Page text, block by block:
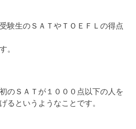
験生のＳＡＴやＴＯＥＦＬの得点
。
のＳＡＴが１０００点以下の人を
るというようなことです。